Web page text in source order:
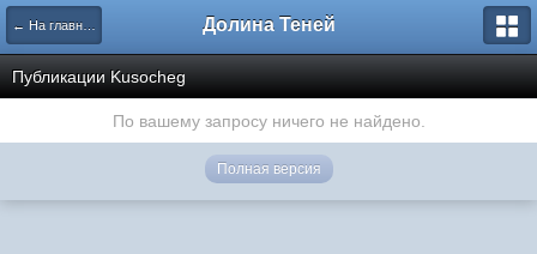
← На главную Долина Теней
Публикации Kusocheg
По вашему запросу ничего не найдено.
Полная версия